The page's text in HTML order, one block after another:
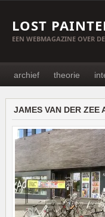
LOST
EEN WEBMAGAZINE OVER
archief theorie
JAMES VAN DER ZEE